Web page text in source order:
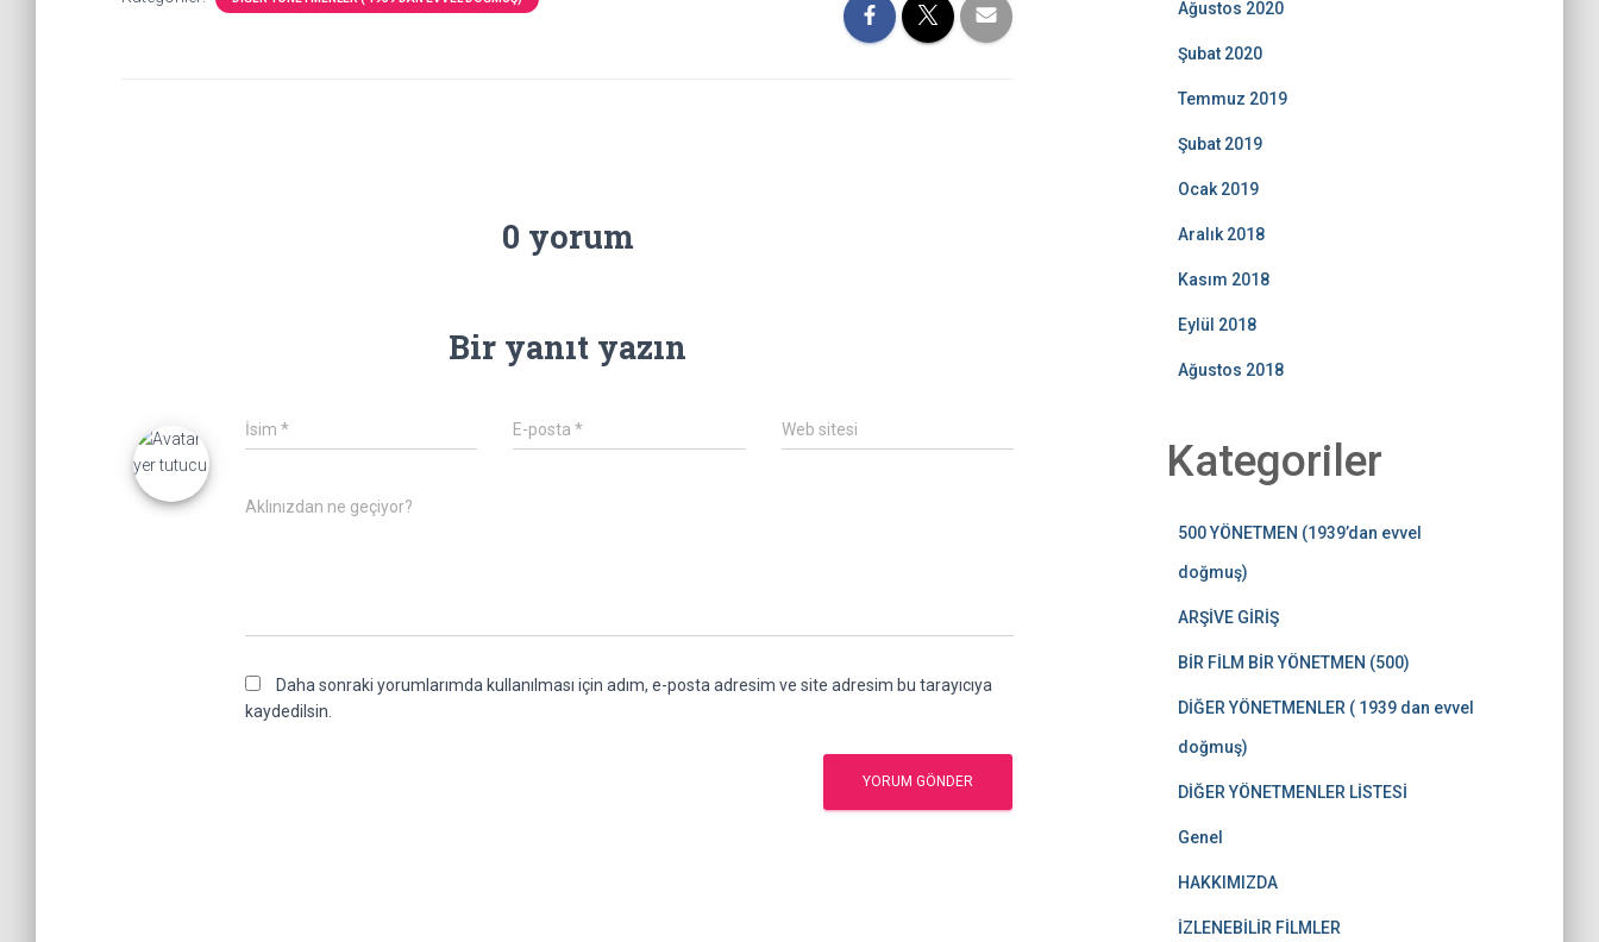
0 yorum
Bir yanıt yazın
İsim * E-posta* Web sitesi
Aklınızdan ne geçiyor?
Daha sonraki yorumlarımda kullanılması için adım, e-posta adresim ve site adresim bu tarayıcıya
kaydedilsin.
Ağustos 2020
Şubat 2020
Temmuz 2019
Şubat 2019
Ocak 2019
Aralık 2018
Kasım 2018
Eylül 2018
Ağustos 2018
Kategoriler
500 YÖNETMEN (1939’dan evvel
doğmuş)
ARŞİVE GİRİŞ
BİR FİLM BİR YÖNETMEN (500)
DİĞER YÖNETMENLER ( 1939 dan evvel
doğmuş)
DİĞER YÖNETMENLER LİSTESİ
Genel
HAKKIMIZDA
İZLENEBİLİR FİLMLER